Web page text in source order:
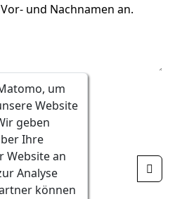
um
Website
geben
Ihre
Website an
Analyse
können
und Nachnamen an.
ein.